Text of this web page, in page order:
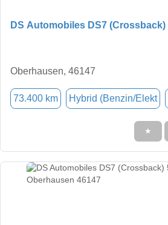
DS Automobiles DS7 (Crossback)
Oberhausen, 46147
73.400 km Hybrid (Benzin/Elekt
★